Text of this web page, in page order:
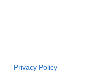
Privacy Policy
Η
είναι